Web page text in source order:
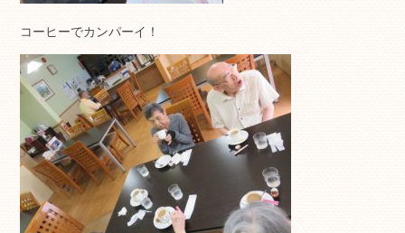
コーヒーでカンパーイ！